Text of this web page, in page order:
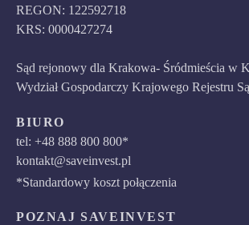
REGON: 122592718
KRS: 0000427274
Sąd rejonowy dla Krakowa- Śródmieścia w
Wydział Gospodarczy Krajowego Rejestru
BIURO
tel: +48 888 800 800*
kontakt@saveinvest.pl
*Standardowy koszt połączenia
POZNAJ SAVEINVEST